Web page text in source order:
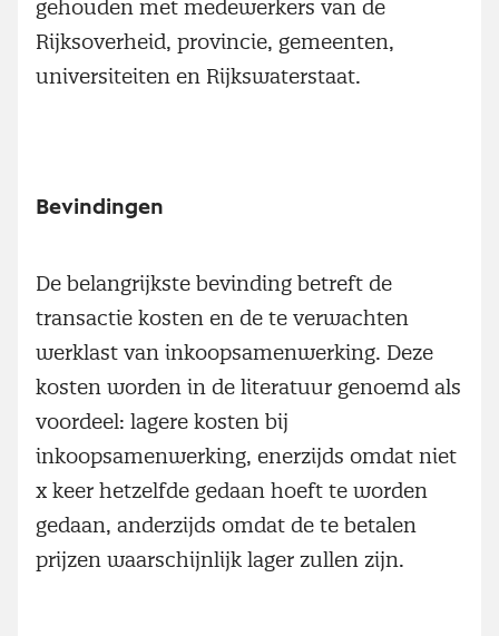
gehouden met medewerkers van de
Rijksoverheid, provincie, gemeenten,
universiteiten en Rijkswaterstaat.
Bevindingen
De belangrijkste bevinding betreft de
transactie kosten en de te verwachten
werklast van inkoopsamenwerking. Deze
kosten worden in de literatuur genoemd als
voordeel: lagere kosten bij
inkoopsamenwerking, enerzijds omdat niet
x keer hetzelfde gedaan hoeft te worden
gedaan, anderzijds omdat de te betalen
prijzen waarschijnlijk lager zullen zijn.